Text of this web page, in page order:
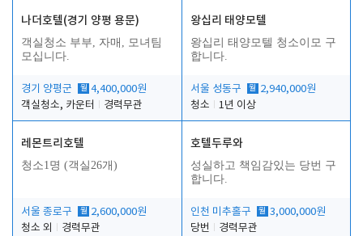
나더호텔(경기 양평 용문)
객실청소 부부, 자매, 모녀팀
모십니다.
경기 양평군 월 4,400,000원
객실청소, 카운터
경력무관
왕십리 태양모텔
왕십리 태양모텔 청소이모 구
합니다.
서울 성동구 월 2,940,000원
청소
1년 이상
레몬트리호텔
청소1명 (객실26개)
서울 종로구 월 2,600,000원
청소 외
경력무관
호텔두루와
성실하고 책임감있는 당번 구
합니다.
인천 미추홀구 월 3,000,000원
당번
경력무관